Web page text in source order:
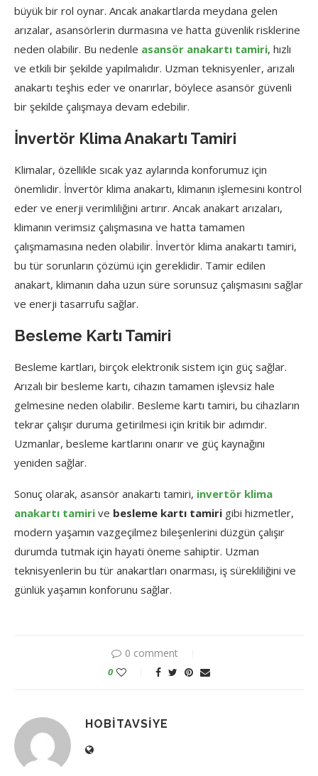
büyük bir rol oynar. Ancak anakartlarda meydana gelen
arızalar, asansörlerin durmasına ve hatta güvenlik risklerine
neden olabilir. Bu nedenle asansör anakartı tamiri, hızlı
ve etkili bir şekilde yapılmalıdır. Uzman teknisyenler, arızalı
anakartı teşhis eder ve onarırlar, böylece asansör güvenli
bir şekilde çalışmaya devam edebilir.
İnvertör Klima Anakartı Tamiri
Klimalar, özellikle sıcak yaz aylarında konforumuz için
önemlidir. İnvertör klima anakartı, klimanın işlemesini kontrol
eder ve enerji verimliliğini artırır. Ancak anakart arızaları,
klimanın verimsiz çalışmasına ve hatta tamamen
çalışmamasına neden olabilir. İnvertör klima anakartı tamiri,
bu tür sorunların çözümü için gereklidir. Tamir edilen
anakart, klimanın daha uzun süre sorunsuz çalışmasını sağlar
ve enerji tasarrufu sağlar.
Besleme Kartı Tamiri
Besleme kartları, birçok elektronik sistem için güç sağlar.
Arızalı bir besleme kartı, cihazın tamamen işlevsiz hale
gelmesine neden olabilir. Besleme kartı tamiri, bu cihazların
tekrar çalışır duruma getirilmesi için kritik bir adımdır.
Uzmanlar, besleme kartlarını onarır ve güç kaynağını
yeniden sağlar.
Sonuç olarak, asansör anakartı tamiri, invertör klima
anakartı tamiri ve besleme kartı tamiri gibi hizmetler,
modern yaşamın vazgeçilmez bileşenlerini düzgün çalışır
durumda tutmak için hayati öneme sahiptir. Uzman
teknisyenlerin bu tür anakartları onarması, iş sürekliliğini ve
günlük yaşamın konforunu sağlar.
0 comment
0
HOBITAVSIYE